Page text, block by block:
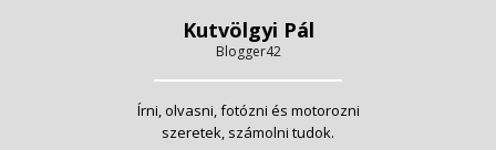
Kutvölgyi Pál
Blogger42
Írni, olvasni, fotózni és motorozni
szeretek, számolni tudok.